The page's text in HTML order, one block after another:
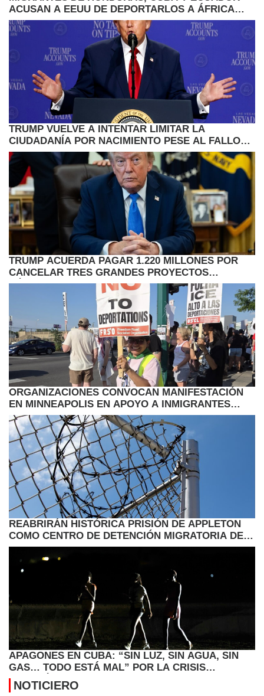
ACUSAN A EEUU DE DEPORTARLOS A ÁFRICA
POR SORPRESA
TRUMP VUELVE A INTENTAR LIMITAR LA
CIUDADANÍA POR NACIMIENTO PESE AL FALLO
DEL SUPREMO
TRUMP ACUERDA PAGAR 1.220 MILLONES POR
CANCELAR TRES GRANDES PROYECTOS
EÓLICOS EN EE.UU.
ORGANIZACIONES CONVOCAN MANIFESTACIÓN
EN MINNEAPOLIS EN APOYO A INMIGRANTES
HAITIANOS CON TPS
REABRIRÁN HISTÓRICA PRISIÓN DE APPLETON
COMO CENTRO DE DETENCIÓN MIGRATORIA DEL
ICE
APAGONES EN CUBA: “SIN LUZ, SIN AGUA, SIN
GAS… TODO ESTÁ MAL” POR LA CRISIS
ENERGÉTICA
NOTICIERO